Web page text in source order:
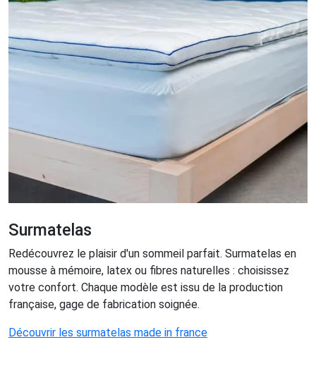
Surmatelas
Redécouvrez le plaisir d'un sommeil parfait. Surmatelas en
mousse à mémoire, latex ou fibres naturelles : choisissez
votre confort. Chaque modèle est issu de la production
française, gage de fabrication soignée.
Découvrir les surmatelas made in france